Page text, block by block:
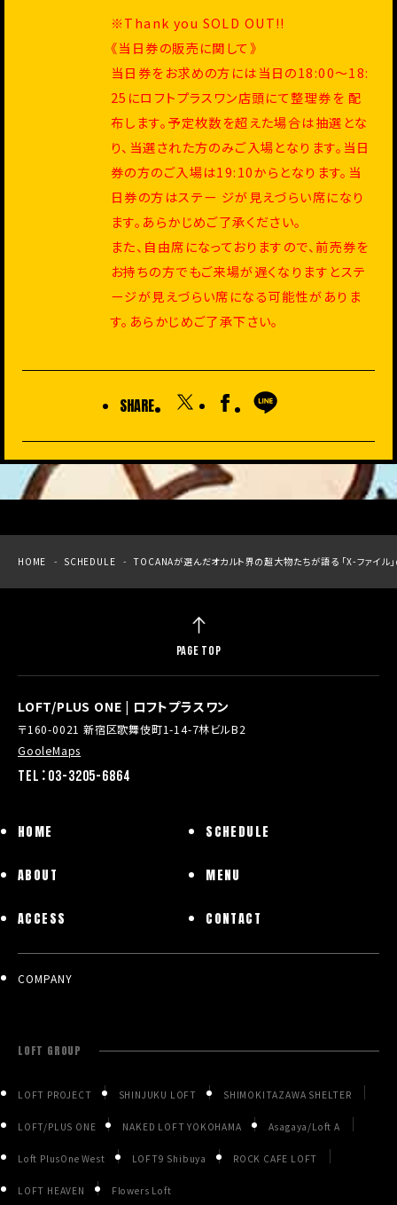
※Thank you SOLD OUT!!
《当日券の販売に関して》
当日券をお求めの方には当日の18:00～18:
25にロフトプラスワン店頭にて整理券を 配
布します。予定枚数を超えた場合は抽選とな
り、当選された方のみご入場となります。当日
券の方のご入場は19:10からとなります。当
日券の方はステー ジが見えづらい席になり
ます。あらかじめご了承ください。
また、自由席になっておりますので、前売券を
お持ちの方でもご来場が遅くなりますとステ
ージが見えづらい席になる可能性がありま
す。あらかじめご了承下さい。
SHARE
HOME SCHEDULE TOCANAが選んだオカルト界の超大物たちが語る 「X-ファイ
LOFT/PLUS ONE | ロフトプラスワン
〒160-0021 新宿区歌舞伎町1-14-7林ビルB2
GooleMaps
TEL：03-3205-6864
HOME SCHEDULE
ABOUT MENU
ACCESS CONTACT
COMPANY
LOFT GROUP
LOFT PROJECT SHINJUKU LOFT SHIMOKITAZAWA SHELTER
LOFT/PLUS ONE NAKED LOFT YOKOHAMA Asagaya/Loft A
Loft PlusOne West LOFT9 Shibuya ROCK CAFE LOFT
LOFT HEAVEN Flowers Loft
PAGE TOP